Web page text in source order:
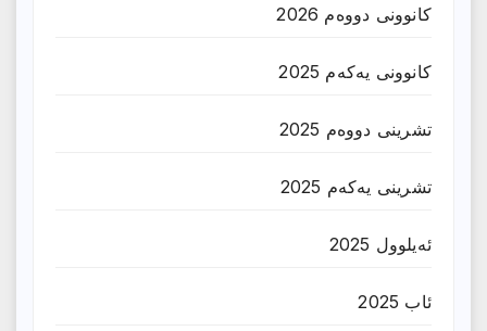
کانوونی دووەم 2026
کانوونی یەکەم 2025
تشرینی دووەم 2025
تشرینی یەکەم 2025
ئەیلوول 2025
ئاب 2025